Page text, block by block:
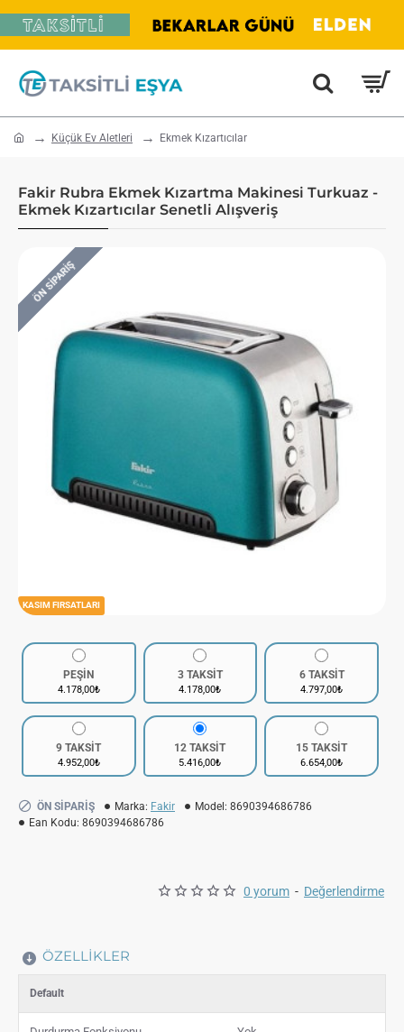
home Küçük Ev Aletleri Ekmek Kızartıcılar
Fakir Rubra Ekmek Kızartma Makinesi Turkuaz -
Ekmek Kızartıcılar Senetli Alışveriş
KASIM FIRSATLARI
ÖN SIPARIŞ
0 yorum - Değerlendirme
PEŞİN
4.178,00₺
3 TAKSİT
4.178,00₺
6 TAKSİT
4.797,00₺
9 TAKSİT
4.952,00₺
12 TAKSİT
5.416,00₺
15 TAKSİT
6.654,00₺
ÖN SIPARIŞ Marka: Fakir Model: 8690394686786
Ean Kodu: 8690394686786
ÖZELLIKLER
Default